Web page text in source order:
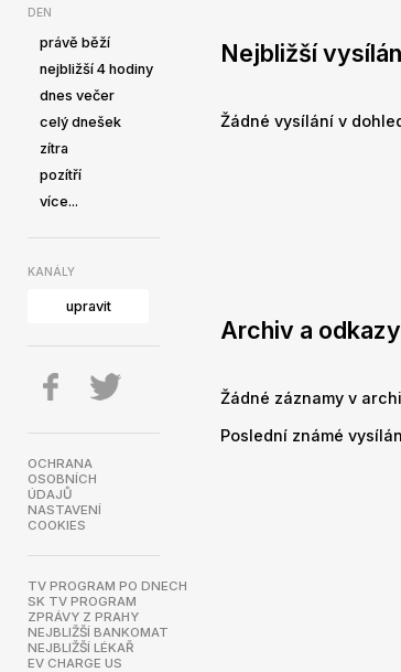
DEN
právě běží
nejbližší 4 hodiny
dnes večer
celý dnešek
zítra
pozítří
více...
KANÁLY
upravit
OCHRANA
OSOBNÍCH
ÚDAJŮ
NASTAVENÍ
COOKIES
TV PROGRAM PO DNECH
SK TV PROGRAM
ZPRÁVY Z PRAHY
NEJBLIŽŠÍ BANKOMAT
NEJBLIŽŠÍ LÉKAŘ
EV CHARGE US
Nejbližší
Žádné vysílání v
Archiv a
Žádné záznamy v
Poslední známé